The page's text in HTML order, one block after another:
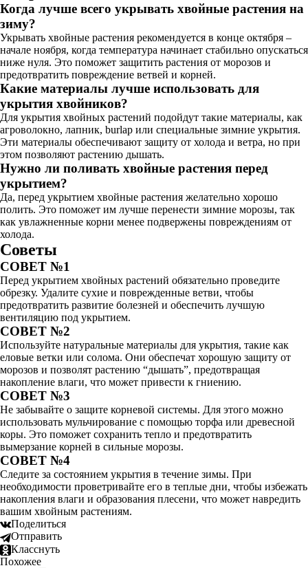
Когда лучше всего укрывать хвойные растения на
зиму?
Укрывать хвойные растения рекомендуется в конце октября –
начале ноября, когда температура начинает стабильно опускаться
ниже нуля. Это поможет защитить растения от морозов и
предотвратить повреждение ветвей и корней.
Какие материалы лучше использовать для
укрытия хвойников?
Для укрытия хвойных растений подойдут такие материалы, как
агроволокно, лапник, burlap или специальные зимние укрытия.
Эти материалы обеспечивают защиту от холода и ветра, но при
этом позволяют растению дышать.
Нужно ли поливать хвойные растения перед
укрытием?
Да, перед укрытием хвойные растения желательно хорошо
полить. Это поможет им лучше перенести зимние морозы, так
как увлажненные корни менее подвержены повреждениям от
холода.
Советы
СОВЕТ №1
Перед укрытием хвойных растений обязательно проведите
обрезку. Удалите сухие и поврежденные ветви, чтобы
предотвратить развитие болезней и обеспечить лучшую
вентиляцию под укрытием.
СОВЕТ №2
Используйте натуральные материалы для укрытия, такие как
еловые ветки или солома. Они обеспечат хорошую защиту от
морозов и позволят растению “дышать”, предотвращая
накопление влаги, что может привести к гниению.
СОВЕТ №3
Не забывайте о защите корневой системы. Для этого можно
использовать мульчирование с помощью торфа или древесной
коры. Это поможет сохранить тепло и предотвратить
вымерзание корней в сильные морозы.
СОВЕТ №4
Следите за состоянием укрытия в течение зимы. При
необходимости проветривайте его в теплые дни, чтобы избежать
накопления влаги и образования плесени, что может навредить
вашим хвойным растениям.
Поделиться
Отправить
Класснуть
Похожее